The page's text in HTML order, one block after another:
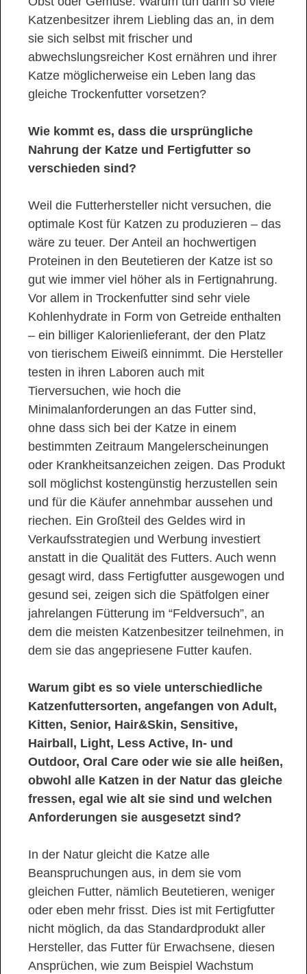
Katzenbesitzer ihrem Liebling das an, in dem
sie sich selbst mit frischer und
abwechslungsreicher Kost ernähren und ihrer
Katze möglicherweise ein Leben lang das
gleiche Trockenfutter vorsetzen?
Wie kommt es, dass die ursprüngliche
Nahrung der Katze und Fertigfutter so
verschieden sind?
Weil die Futterhersteller nicht versuchen, die
optimale Kost für Katzen zu produzieren – das
wäre zu teuer. Der Anteil an hochwertigen
Proteinen in den Beutetieren der Katze ist so
gut wie immer viel höher als in Fertignahrung.
Vor allem in Trockenfutter sind sehr viele
Kohlenhydrate in Form von Getreide enthalten
– ein billiger Kalorienlieferant, der den Platz
von tierischem Eiweiß einnimmt. Die Hersteller
testen in ihren Laboren auch mit
Tierversuchen, wie hoch die
Minimalanforderungen an das Futter sind,
ohne dass sich bei der Katze in einem
bestimmten Zeitraum Mangelerscheinungen
oder Krankheitsanzeichen zeigen. Das Produkt
soll möglichst kostengünstig herzustellen sein
und für die Käufer annehmbar aussehen und
riechen. Ein Großteil des Geldes wird in
Verkaufsstrategien und Werbung investiert
anstatt in die Qualität des Futters. Auch wenn
gesagt wird, dass Fertigfutter ausgewogen und
gesund sei, zeigen sich die Spätfolgen einer
jahrelangen Fütterung im “Feldversuch”, an
dem die meisten Katzenbesitzer teilnehmen, in
dem sie das angepriesene Futter kaufen.
Warum gibt es so viele unterschiedliche
Katzenfuttersorten, angefangen von Adult,
Kitten, Senior, Hair&Skin, Sensitive,
Hairball, Light, Less Active, In- und
Outdoor, Oral Care oder wie sie alle heißen,
obwohl alle Katzen in der Natur das gleiche
fressen, egal wie alt sie sind und welchen
Anforderungen sie ausgesetzt sind?
In der Natur gleicht die Katze alle
Beanspruchungen aus, in dem sie vom
gleichen Futter, nämlich Beutetieren, weniger
oder eben mehr frisst. Dies ist mit Fertigfutter
nicht möglich, da das Standardprodukt aller
Hersteller, das Futter für Erwachsene, diesen
Ansprüchen, wie zum Beispiel Wachstum